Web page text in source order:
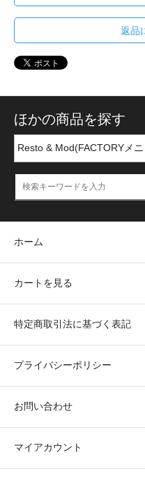
返品
ほかの商品を探す
ホーム
カートを見る
特定商取引法に基づく表記
プライバシーポリシー
お問い合わせ
マイアカウント